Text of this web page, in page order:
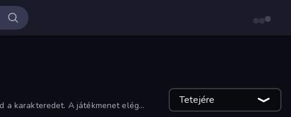
a karakteredet. A játékmenet elég
Tetejére